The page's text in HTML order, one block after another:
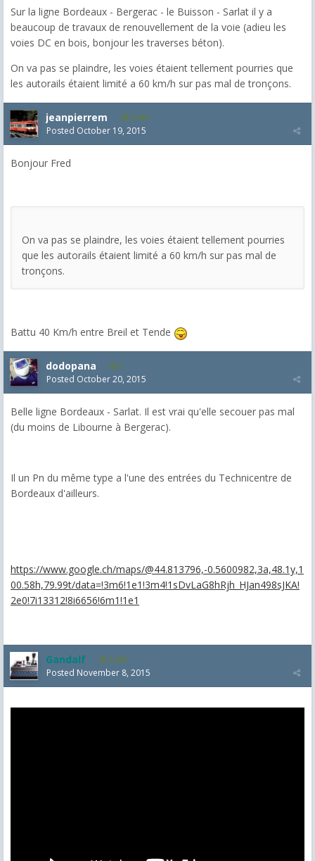
Sur la ligne Bordeaux - Bergerac - le Buisson - Sarlat il y a
beaucoup de travaux de renouvellement de la voie (adieu les
voies DC en bois, bonjour les traverses béton).
On va pas se plaindre, les voies étaient tellement pourries que
les autorails étaient limité a 60 km/h sur pas mal de tronçons.
jeanpierrem 5,986
Posted October 19, 2015
Bonjour Fred
On va pas se plaindre, les voies étaient tellement pourries
que les autorails étaient limité a 60 km/h sur pas mal de
tronçons.
Battu 40 Km/h entre Breil et Tende
dodopana 2
Posted October 20, 2015
Belle ligne Bordeaux - Sarlat. Il est vrai qu'elle secouer pas mal
(du moins de Libourne à Bergerac).
Il un Pn du même type a l'une des entrées du Technicentre de
Bordeaux d'ailleurs.
https://www.google.ch/maps/@44.813796,-0.5600982,3a,48.1y,1
00.58h,79.99t/data=!3m6!1e1!3m4!1sDvLaG8hRjh_HJan498sJKA!
2e0!7i13312!8i6656!6m1!1e1
Gandalf 2,463
Posted November 8, 2015